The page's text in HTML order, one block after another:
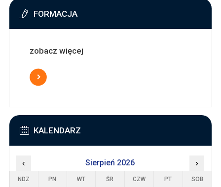
FORMACJA
zobacz więcej
KALENDARZ
‹ Sierpień 2026 ›
NDZ PN WT ŚR CZW PT SOB